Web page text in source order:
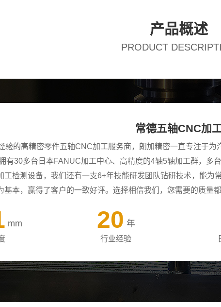
产品概述
PRODUCT
常德五轴CNC加
验的高精密零件五轴CNC加工服务商，朗加精密一直专注于
有30多台日本FANUC加工中心、高精度的4轴5轴加工群，多
工检测设备，我们还有一支6+年技能研发团队钻研技术，能为
基本，赢得了客户的一致好评。选择相信我们，您需要的质量都
mm 20 年
行业经验